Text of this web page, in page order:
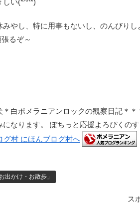
みやし、特に用事もないし、のんびりし
るぞ～
＊白ポメラニアンロックの観察日記＊＊
になります。 ぽちっと応援よろぴくの
出かけ・お散歩」
ス